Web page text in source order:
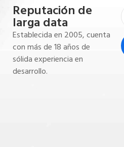
Reputación de
larga data
Establecida en 2005, cuenta
con más de 18 años de
sólida experiencia en
desarrollo.